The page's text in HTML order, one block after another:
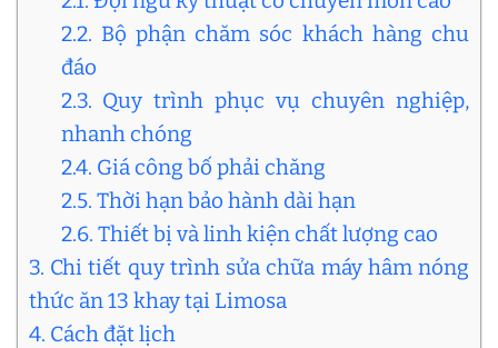
2.2. Bộ phận chăm sóc khách hàng chu
đáo
2.3. Quy trình phục vụ chuyên nghiệp,
nhanh chóng
2.4. Giá công bố phải chăng
2.5. Thời hạn bảo hành dài hạn
2.6. Thiết bị và linh kiện chất lượng cao
3. Chi tiết quy trình sửa chữa máy hâm nóng
thức ăn 13 khay tại Limosa
4. Cách đặt lịch